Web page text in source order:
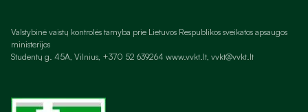
Valstybinė vaistų kontrolės tarnyba prie Lietuvos Respublikos sveikatos apsaugos
ministerijos
Studentų g. 45A, Vilnius, +370 52 639264 www.vvkt.lt, vvkt@vvkt.lt